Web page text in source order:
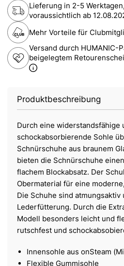
Lieferung in 2-5
voraussichtlich ab
Mehr Vorteile für
Versand durch HUMANIC-
beigelegtem
Produktbeschreibung
Durch eine widerstandsfähige
schockabsorbierende Sohle
Schnürschuhe aus braunem
bieten die Schnürschuhe
flachem Blockabsatz. Der
Obermaterial für eine
Die Schuhe sind
Lederfütterung. Durch die
Modell besonders leicht und
rutschfest und
Innensohle aus onSteam
Flexible Gummisohle